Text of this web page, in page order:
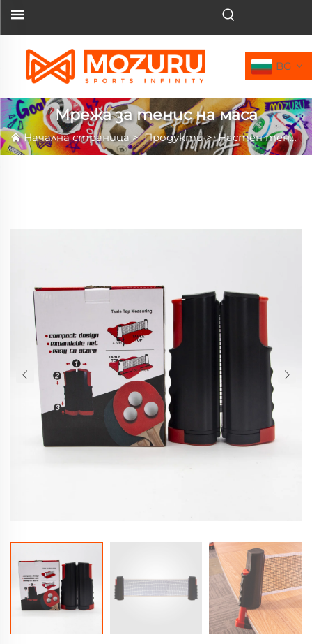
BG
Мрежа за тенис на маса
Начална страница>Продукти>Настен тенис